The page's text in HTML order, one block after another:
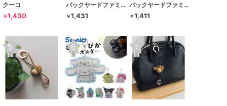
クーコ
￥1,430
バックヤードファミリー
￥1,431
バックヤードファミリー
￥1,411